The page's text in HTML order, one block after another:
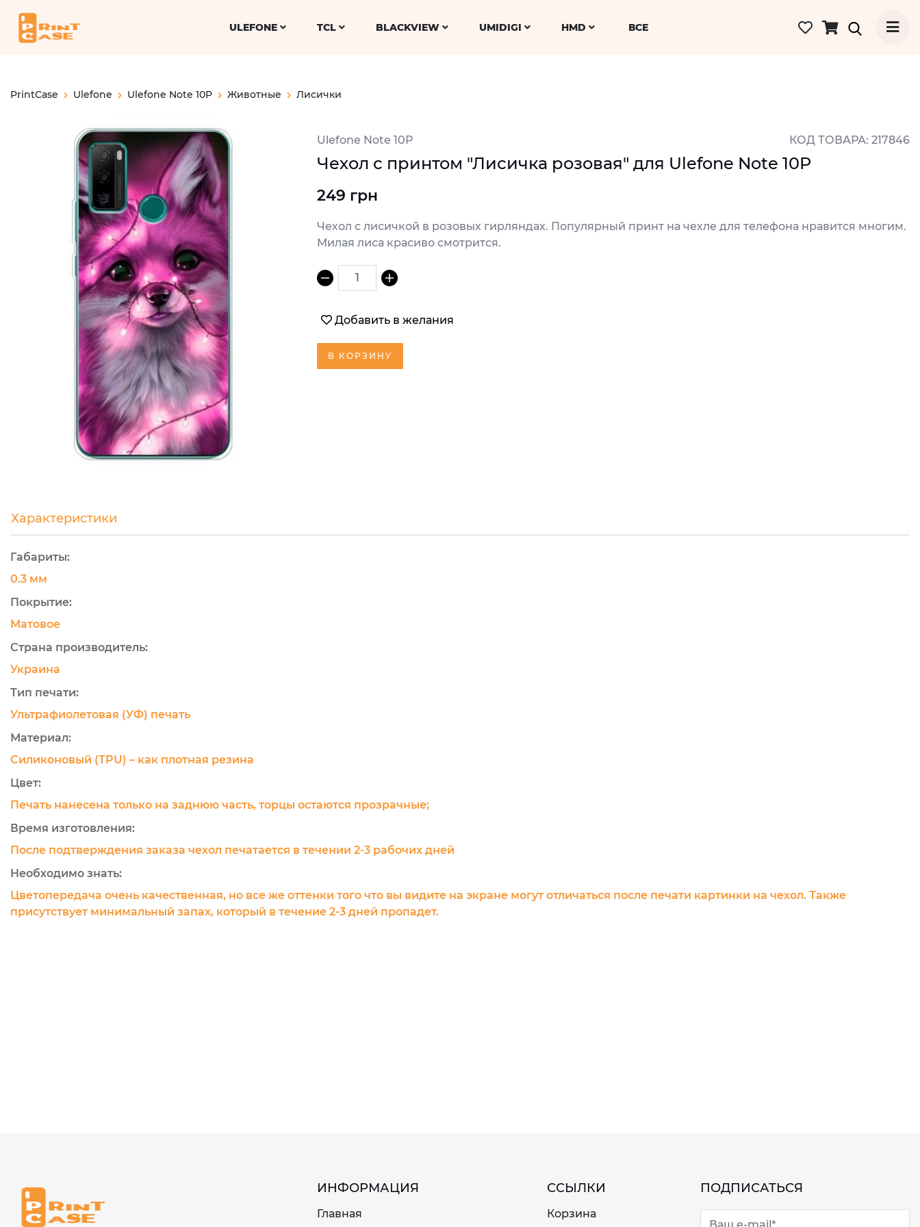
ULEFONE TCL BLACKVIEW UMIDIGI HMD ВСЕ
PrintCase Ulefone Ulefone Note 10P Животные Лисички
Ulefone Note 10P КОД ТОВАРА: 217846
Чехол с принтом "Лисичка розовая" для Ulefone Note 10P
249 грн
Чехол с лисичкой в розовых гирляндах. Популярный принт на чехле для телефона нравится многим.
Милая лиса красиво смотрится.
1
Добавить в желания
В КОРЗИНУ
Характеристики
Габариты:
0.3 мм
Покрытие:
Матовое
Страна производитель:
Украина
Тип печати:
Ультрафиолетовая (УФ) печать
Материал:
Силиконовый (TPU) – как плотная резина
Цвет:
Печать нанесена только на заднюю часть, торцы остаются прозрачные;
Время изготовления:
После подтверждения заказа чехол печатается в течении 2-3 рабочих дней
Необходимо знать:
Цветопередача очень качественная, но все же оттенки того что вы видите на экране могут отличаться после печати картинки на чехол. Также
присутствует минимальный запах, который в течение 2-3 дней пропадет.
ИНФОРМАЦИЯ
Главная
ССЫЛКИ
Корзина
ПОДПИСАТЬСЯ